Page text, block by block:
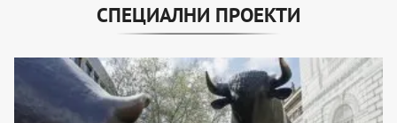
СПЕЦИАЛНИ ПРОЕКТИ